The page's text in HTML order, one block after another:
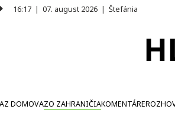
16:17 | 07. august 2026 | Štefánia
Z DOMOVAZO ZAHRANIČIAKOMENTÁRE